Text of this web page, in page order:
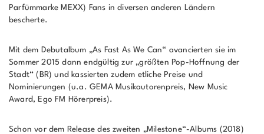
Parfümmarke MEXX) Fans in diversen anderen Ländern
bescherte.
Mit dem Debutalbum „As Fast As We Can“ avancierten sie im
Sommer 2015 dann endgültig zur „größten Pop-Hoffnung der
Stadt“ (BR) und kassierten zudem etliche Preise und
Nominierungen (u.a. GEMA Musikautorenpreis, New Music
Award, Ego FM Hörerpreis).
Schon vor dem Release des zweiten „Milestone“-Albums (2018)